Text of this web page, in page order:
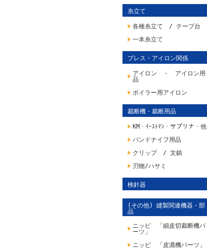
糸立て
各種糸立て / テープ台
一本糸立て
プレス・アイロン関係
アイロン ・ アイロン用
品
ボイラー用アイロン
裁断機・裁断用品
KM・ｲｰｽﾄﾏﾝ・サプリナ・他
バンドナイフ用品
クリップ / 文鎮
刃物/ハサミ
検針器
(その他) 縫製関連機器・部
品
ニッピ 「細皮切裁断機パ
ーツ」
ニッピ 「皮漉機パーツ」